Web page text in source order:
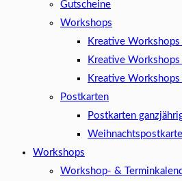
Gutscheine
Workshops
Kreative
Kreative Workshops
Kreative Workshops
Postkarten
Postkarten
Workshops
Workshop- &